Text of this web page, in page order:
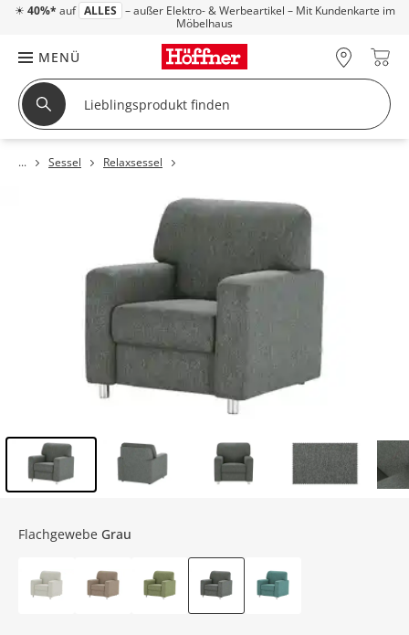
☀ 40%* auf ALLES – außer Elektro- & Werbeartikel – Mit Kundenkarte im
Möbelhaus
MENÜ
Sessel Relaxsessel
Flachgewebe Grau